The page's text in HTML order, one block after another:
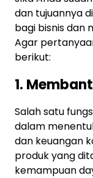
dan tujuannya
bagi bisnis dan
Agar
berikut:
1.
Salah satu
dalam
dan keuangan
produk yang
kemampuan